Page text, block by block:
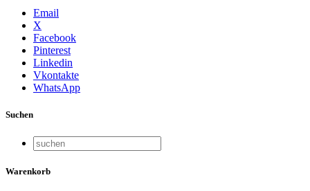
Email
X
Facebook
Pinterest
Linkedin
Vkontakte
WhatsApp
Suchen
Warenkorb